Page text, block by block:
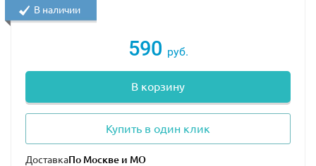
590 руб.
В корзину
Купить в один клик
Доставка
В наличии